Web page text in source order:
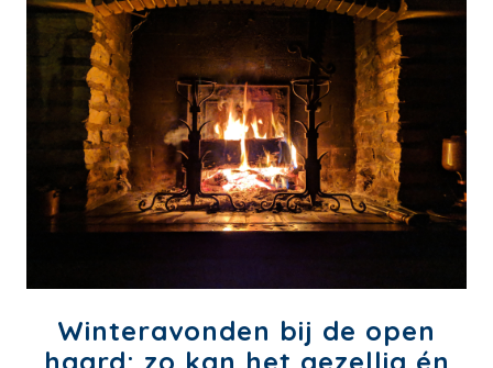
Winteravonden bij de open
haard: zo kan het gezellig én